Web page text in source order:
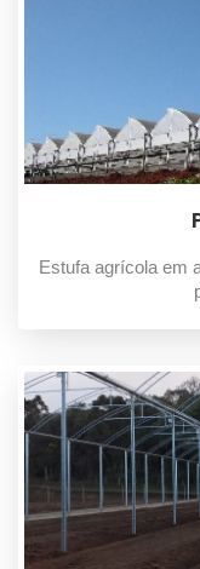
Estufa agrícola em